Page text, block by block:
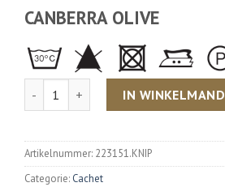
CANBERRA OLIVE
Aantal IN WINKELMAND
Artikelnummer: 223151.KNIP
Categorie: Cachet